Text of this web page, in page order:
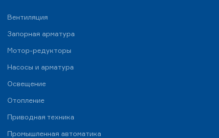
Вентиляция
Запорная арматура
Мотор-редукторы
Насосы и арматура
Освещение
Отопление
Приводная техника
Промышленная автоматика